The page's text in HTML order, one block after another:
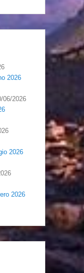
2026
06/2026
2026
2026